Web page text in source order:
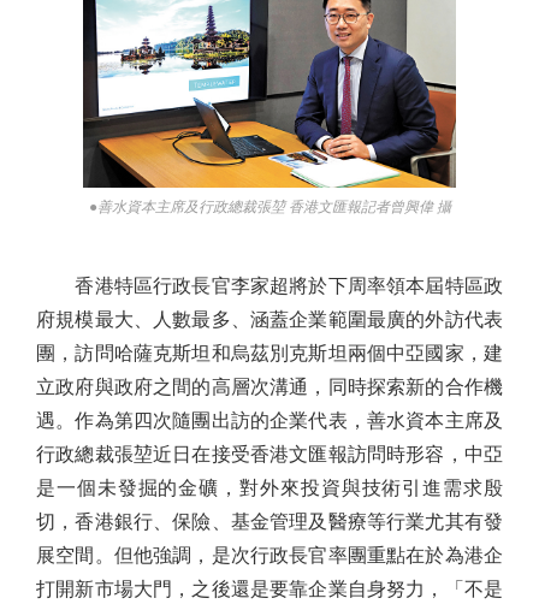
●善水資本主席及行政總裁張堃 香港文匯報記者曾興偉 攝
香港特區行政長官李家超將於下周率領本屆特區政
府規模最大、人數最多、涵蓋企業範圍最廣的外訪代表
團，訪問哈薩克斯坦和烏茲別克斯坦兩個中亞國家，建
立政府與政府之間的高層次溝通，同時探索新的合作機
遇。作為第四次隨團出訪的企業代表，善水資本主席及
行政總裁張堃近日在接受香港文匯報訪問時形容，中亞
是一個未發掘的金礦，對外來投資與技術引進需求殷
切，香港銀行、保險、基金管理及醫療等行業尤其有發
展空間。但他強調，是次行政長官率團重點在於為港企
打開新市場大門，之後還是要靠企業自身努力，「不是